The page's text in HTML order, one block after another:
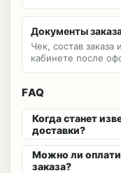
Документы
Чек, состав
кабинете после
FAQ
Когда станет
доставки?
Можно ли
заказа?